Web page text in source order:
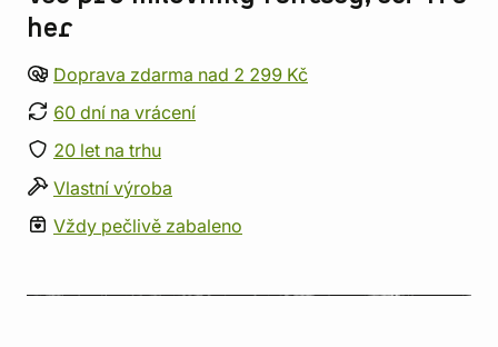
her
Doprava zdarma nad 2 299 Kč
60 dní na vrácení
20 let na trhu
Vlastní výroba
Vždy pečlivě zabaleno